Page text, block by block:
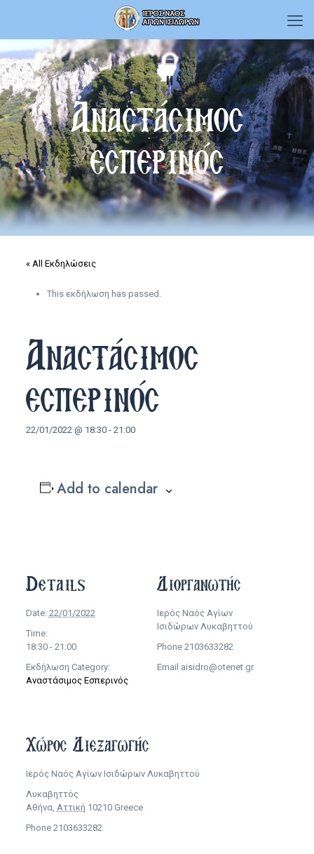
Αναστάσιμος
εσπερινός
« All Εκδηλώσεις
This εκδήλωση has passed.
Αναστάσιμος
εσπερινός
22/01/2022 @ 18:30- 21:00
Add to calendar
Details
Date: 22/01/2022
Time:
18:30 - 21:00
Εκδήλωση Category:
Αναστάσιμος Εσπερινός
Χώρος Διεξαγωγής
Ιερός Ναός Αγίων Ισιδώρων Λυκαβηττού
Λυκαβηττός
Αθήνα, Αττική 10210 Greece
Phone 2103633282
Διοργανωτής
Ιερός Ναός Αγίων
Ισιδώρων Λυκαβηττού
Phone 2103633282
Email aisidro@otenet.gr